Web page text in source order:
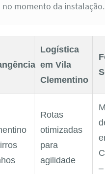
no momento da instalação.
Logística
em Vila
Clementino
Rotas
otimizadas
para
agilidade
–